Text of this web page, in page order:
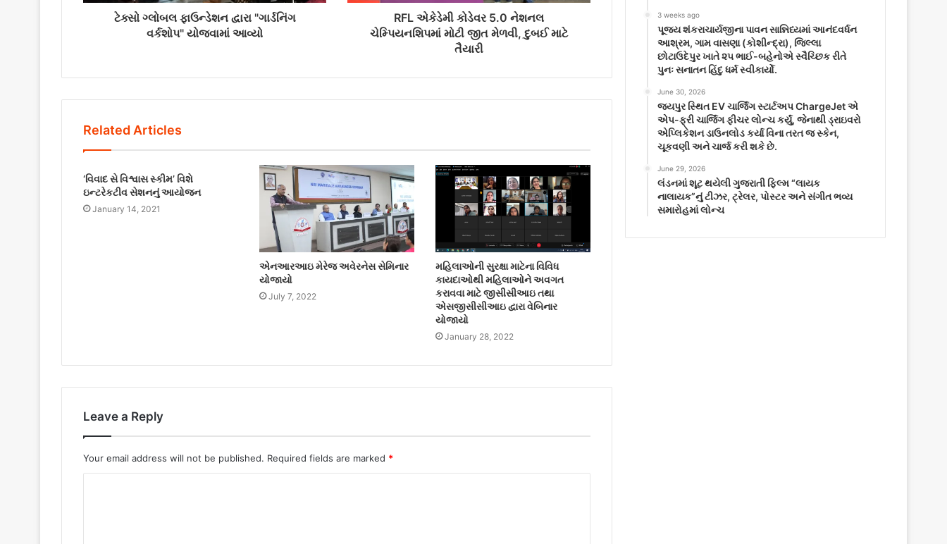
ટેક્સો ગ્લોબલ ફાઉન્ડેશન દ્વારા "ગાર્ડનિંગ
વર્કશોપ" યોજવામાં આવ્યો
RFL એકેડેમી કોડેવર 5.0 નેશનલ
ચેમ્પિયનશિપમાં મોટી જીત મેળવી, દુબઈ માટે
તૈયારી
Related Articles
‘વિવાદ સે વિશ્વાસ સ્કીમ’ વિશે
ઇન્ટરેકટીવ સેશનનું આયોજન
January 14, 2021
એનઆરઆઇ મેરેજ અવેરનેસ સેમિનાર
યોજાયો
July 7, 2022
મહિલાઓની સુરક્ષા માટેના વિવિધ
કાયદાઓથી મહિલાઓને અવગત
કરાવવા માટે જીસીસીઆઇ તથા
એસજીસીસીઆઇ દ્વારા વેબિનાર
યોજાયો
January 28, 2022
Leave a Reply
Your email address will not be published. Required fields are marked *
3 weeks ago
પૂજ્ય શંકરાચાર્યજીના પાવન સાન્નિધ્યમાં આનંદવર્ધન
આશ્રમ, ગામ વાસણા (કોશીન્દ્રા), જિલ્લા
છોટાઉદેપુર ખાતે ૨૫ ભાઈ-બહેનોએ સ્વૈચ્છિક રીતે
પુનઃ સનાતન હિંદુ ધર્મ સ્વીકાર્યો.
June 30, 2026
જયપુર સ્થિત EV ચાર્જિંગ સ્ટાર્ટઅપ ChargeJet એ
એપ-ફ્રી ચાર્જિંગ ફીચર લોન્ચ કર્યું, જેનાથી ડ્રાઇવરો
એપ્લિકેશન ડાઉનલોડ કર્યા વિના તરત જ સ્કેન,
ચૂકવણી અને ચાર્જ કરી શકે છે.
June 29, 2026
લંડનમાં શૂટ થયેલી ગુજરાતી ફિલ્મ “લાયક
નાલાયક”નું ટીઝર, ટ્રેલર, પોસ્ટર અને સંગીત ભવ્ય
સમારોહમાં લોન્ચ